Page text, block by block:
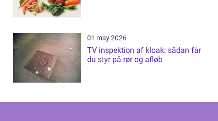
01 may 2026
TV inspektion af kloak: sådan får
du styr på rør og afløb